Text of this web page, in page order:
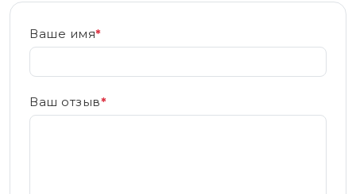
Ваше имя*
Ваш отзыв*